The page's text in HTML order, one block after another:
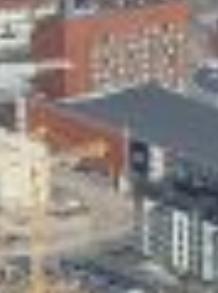
Skeittihalli
Varhaiskasvatus
Ateria- ja välipalamaksut
Mämminiemi
Taideapteekki
Kirjasto
Valon Kaupunki
Lasten Lysti & LystiKylä-festivaali
Ohje